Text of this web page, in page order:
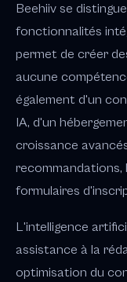
Beehiiv se
fonctionnalités
permet de créer
aucune
également d'un
IA, d'un
croissance
recommandations,
formulaires
L'intelligence
assistance à la
optimisation du